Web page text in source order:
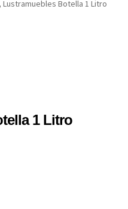
Lustramuebles Botella 1 Litro
1 Litro